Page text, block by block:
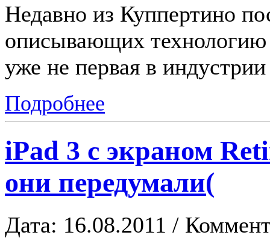
Недавно из Куппертино
описывающих технологию
уже не первая в
Подробнее
iPad 3 с экраном
они передумали(
Дата: 16.08.2011 /